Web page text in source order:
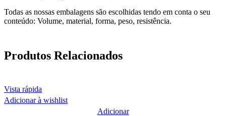
Todas as nossas embalagens são escolhidas tendo em conta o seu
conteúdo: Volume, material, forma, peso, resistência.
Produtos Relacionados
Vista rápida
Adicionar à wishlist
Adicionar